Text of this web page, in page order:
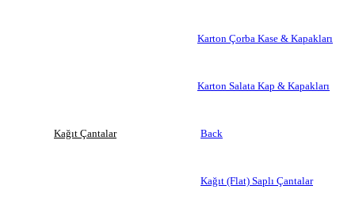
Karton Çorba Kase & Kapakları
Karton Salata Kap & Kapakları
Kağıt Çantalar Back
Kağıt (Flat) Saplı Çantalar